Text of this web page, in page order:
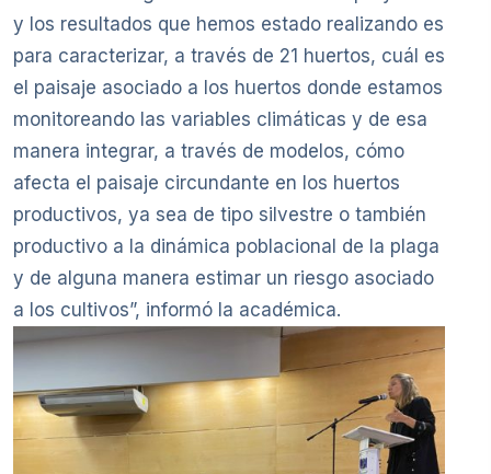
y los resultados que hemos estado realizando es
para caracterizar, a través de 21 huertos, cuál es
el paisaje asociado a los huertos donde estamos
monitoreando las variables climáticas y de esa
manera integrar, a través de modelos, cómo
afecta el paisaje circundante en los huertos
productivos, ya sea de tipo silvestre o también
productivo a la dinámica poblacional de la plaga
y de alguna manera estimar un riesgo asociado
a los cultivos”, informó la académica.